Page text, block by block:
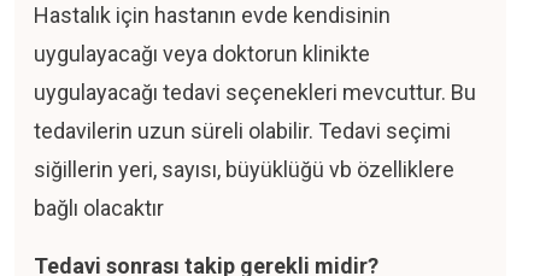
Hastalık için hastanın evde kendisinin
uygulayacağı veya doktorun klinikte
uygulayacağı tedavi seçenekleri mevcuttur. Bu
tedavilerin uzun süreli olabilir. Tedavi seçimi
siğillerin yeri, sayısı, büyüklüğü vb özelliklere
bağlı olacaktır
Tedavi sonrası takip gerekli midir?